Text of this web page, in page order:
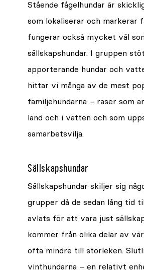
Stående fågelhundar är
som lokaliserar och markerar
fungerar också mycket väl
sällskapshundar. I gruppen
apporterande hundar och
hittar vi många av de mest
familjehundarna – raser som
land och i vatten och som
samarbetsvilja.
Sällskapshundar
Sällskapshundar skiljer sig
grupper då de sedan lång tid
avlats för att vara just
kommer från olika delar av
ofta mindre till storleken.
vinthundarna – en relativt